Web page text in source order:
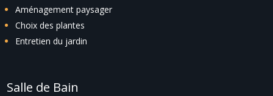
Aménagement paysager
Choix des plantes
Entretien du jardin
Salle de Bain